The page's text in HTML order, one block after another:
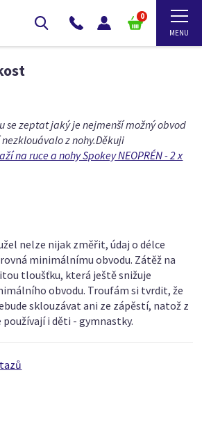
0
se zeptat jaký je nejmenší možný obvod
z nohy.Děkuji
na ruce a nohy Spokey NEOPRÉN - 2 x
nelze nijak změřit, údaj o délce
minimálnímu obvodu. Zátěž na
tloušťku, která ještě snižuje
obvodu. Troufám si tvrdit, že
sklouzávat ani ze zápěstí, natož z
používají i děti - gymnastky.